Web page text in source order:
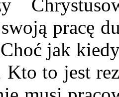
pracę
jak
to jest